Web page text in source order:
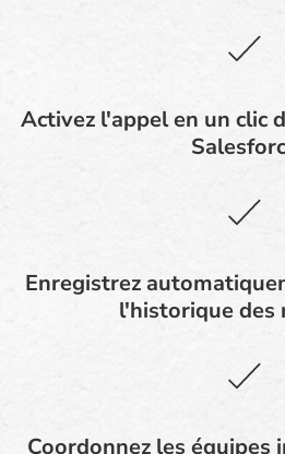
Activez l'appel en un clic
Enregistrez
l'historique des
Coordonnez les équipes